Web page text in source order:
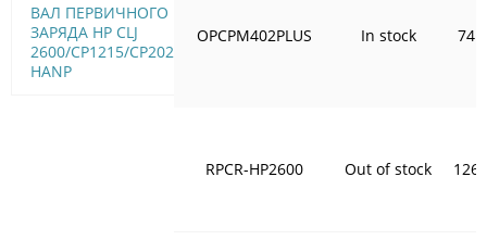
ВАЛ ПЕРВИЧНОГО
ЗАРЯДА HP CLJ
2600/CP1215/CP2025
HANP
OPCPM402PLUS In stock
RPCR-HP2600 Out of stock